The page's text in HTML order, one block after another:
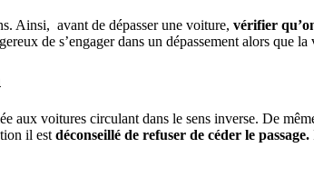
Ainsi, avant de dépasser une voiture, vérifier
de s’engager dans un dépassement alors
aux voitures circulant dans le sens inverse. De
il est déconseillé de refuser de céder le passage.